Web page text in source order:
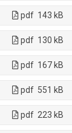
pdf 143 kB
pdf 130 kB
pdf 167 kB
pdf 551 kB
pdf 223 kB